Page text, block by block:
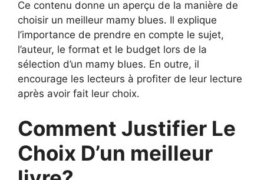
Ce contenu donne un aperçu de la manière de
choisir un meilleur mamy blues. Il explique
l’importance de prendre en compte le sujet,
l’auteur, le format et le budget lors de la
sélection d’un mamy blues. En outre, il
encourage les lecteurs à profiter de leur lecture
après avoir fait leur choix.
Comment Justifier Le
Choix D’un meilleur